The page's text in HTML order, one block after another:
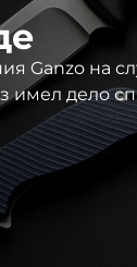
Ganzo на
имел дело с